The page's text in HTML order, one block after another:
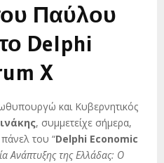
Παύλου
Delphi
X
και Κυβερνητικός
, συμμετείχε σήμερα,
του “Delphi Economic
Ανάπτυξης της Ελλάδας: Ο